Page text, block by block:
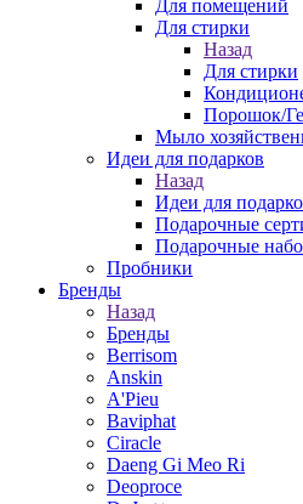
Для помещений
Для стирки
Назад
Для стирки
Порошок/
Мыло
Идеи для подарков
Назад
Идеи для
Подарочные
Подарочные
Пробники
Бренды
Назад
Бренды
Berrisom
Anskin
A'Pieu
Baviphat
Ciracle
Daeng Gi Meo Ri
Deoproce